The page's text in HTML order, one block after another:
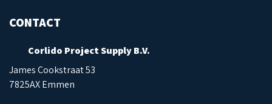
CONTACT
Corlido Project Supply B.V.
James Cookstraat 53
7825AX Emmen